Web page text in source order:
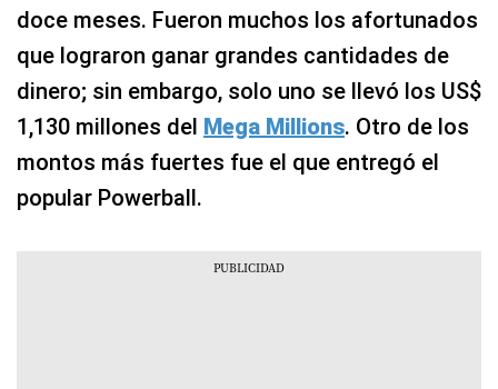
doce meses. Fueron muchos los afortunados
que lograron ganar grandes cantidades de
dinero; sin embargo, solo uno se llevó los US$
1,130 millones del Mega Millions. Otro de los
montos más fuertes fue el que entregó el
popular Powerball.